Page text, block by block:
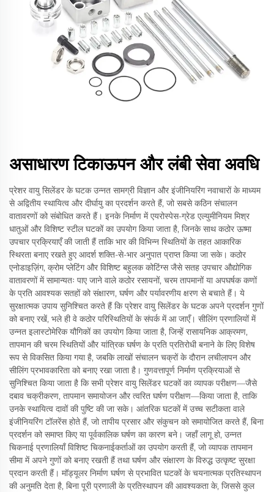
असाधारण टिकाऊपन और लंबी सेवा अवधि
प्रेशर वायु सिलेंडर के घटक उन्नत सामग्री विज्ञान और इंजीनियरिंग नवाचारों के माध्यम
से अद्वितीय स्थायित्व और दीर्घायु का प्रदर्शन करते हैं, जो सबसे कठिन संचालन
वातावरणों को संबोधित करते हैं। इनके निर्माण में एयरोस्पेस-ग्रेड एल्युमीनियम मिश्र
धातुओं और विशिष्ट स्टील घटकों का उपयोग किया जाता है, जिनके साथ कठोर ऊष्मा
उपचार प्रक्रियाएँ की जाती हैं ताकि भार की विभिन्न स्थितियों के तहत आकारिक
स्थिरता बनाए रखते हुए आदर्श शक्ति-से-भार अनुपात प्राप्त किया जा सके। कठोर
एनोडाइज़िंग, क्रोम प्लेटिंग और विशिष्ट बहुलक कोटिंग्स जैसे सतह उपचार औद्योगिक
वातावरणों में सामान्यतः पाए जाने वाले कठोर रसायनों, चरम तापमानों या अपघर्षक कणों
के प्रति आवश्यक सतहों को संक्षारण, घर्षण और पर्यावरणीय क्षरण से बचाते हैं। ये
सुरक्षात्मक उपाय सुनिश्चित करते हैं कि प्रेशर वायु सिलेंडर के घटक अपने प्रदर्शन गुणों
को बनाए रखें, भले ही वे कठोर परिस्थितियों के संपर्क में आ जाएँ। सीलिंग प्रणालियों में
उन्नत इलास्टोमेरिक यौगिकों का उपयोग किया जाता है, जिन्हें रासायनिक आक्रमण,
तापमान की चरम स्थितियों और यांत्रिक घर्षण के प्रति प्रतिरोधी बनाने के लिए विशेष
रूप से विकसित किया गया है, जबकि लाखों संचालन चक्रों के दौरान लचीलापन और
सीलिंग प्रभावकारिता को बनाए रखा जाता है। गुणवत्तापूर्ण निर्माण प्रक्रियाओं से
सुनिश्चित किया जाता है कि सभी प्रेशर वायु सिलेंडर घटकों का व्यापक परीक्षण—जैसे
दबाव चक्रीकरण, तापमान समायोजन और त्वरित घर्षण परीक्षण—किया जाता है, ताकि
उनके स्थायित्व दावों की पुष्टि की जा सके। आंतरिक घटकों में उच्च सटीकता वाले
इंजीनियरिंग टॉलरेंस होते हैं, जो तापीय प्रसार और संकुचन को समायोजित करते हैं, बिना
प्रदर्शन को समाप्त किए या पूर्वकालिक घर्षण का कारण बने। जहाँ लागू हो, उन्नत
चिकनाई प्रणालियाँ विशिष्ट चिकनाईकर्ताओं का उपयोग करती हैं, जो व्यापक तापमान
सीमा में अपने गुणों को बनाए रखती हैं तथा घर्षण और संक्षारण के विरुद्ध उत्कृष्ट सुरक्षा
प्रदान करती हैं। मॉड्यूलर निर्माण घर्षण से प्रभावित घटकों के चयनात्मक प्रतिस्थापन
की अनुमति देता है, बिना पूरी प्रणाली के प्रतिस्थापन की आवश्यकता के, जिससे कुल